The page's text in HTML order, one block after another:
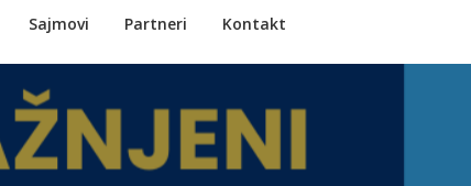
Sajmovi Partneri Kontakt